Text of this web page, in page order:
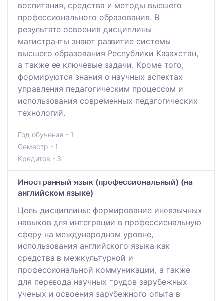
воспитания, средства и методы высшего
профессионального образования. В
результате освоения дисциплины
магистранты знают развитие системы
высшего образования Республики Казахстан,
а также ее ключевые задачи. Кроме того,
формируются знания о научных аспектах
управления педагогическим процессом и
использования современных педагогических
технологий.
Год обучения - 1
Семестр - 1
Кредитов - 3
Иностранный язык (профессиональный) (на
английском языке)
Цель дисциплины: формирование иноязычных
навыков для интеграции в профессиональную
сферу на международном уровне,
использования английского языка как
средства в межкультурной и
профессиональной коммуникации, а также
для перевода научных трудов зарубежных
ученых и освоения зарубежного опыта в